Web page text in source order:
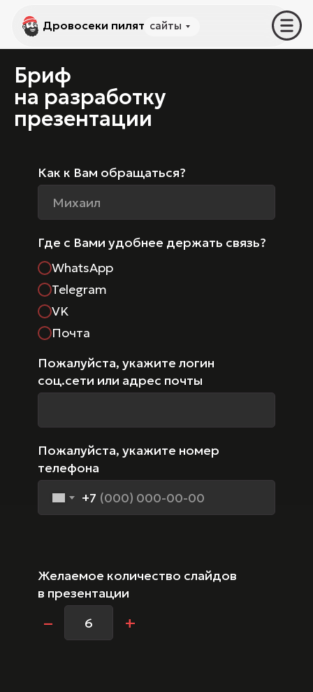
Дровосеки пилят сайты
услуги
Дровосеки пилят
Бриф
на разработку
презентации
Как к Вам обращаться?
Где с Вами удобнее держать связь?
WhatsApp
Telegram
VK
Почта
Пожалуйста, укажите логин
соц.сети или адрес почты
Пожалуйста, укажите номер
телефона
+7
Желаемое количество слайдов
в презентации
– +